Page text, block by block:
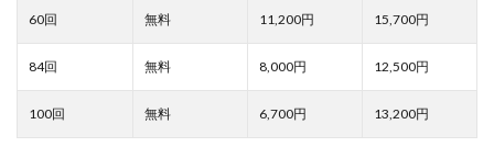
11,200 15,700
8,000 12,500
6,700 13,200